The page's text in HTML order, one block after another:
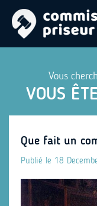
Vous
VOUS
Que fait un
Publié le 18